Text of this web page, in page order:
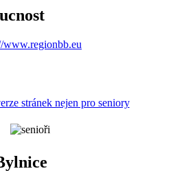
www.regionbb.eu
stránek nejen pro seniory